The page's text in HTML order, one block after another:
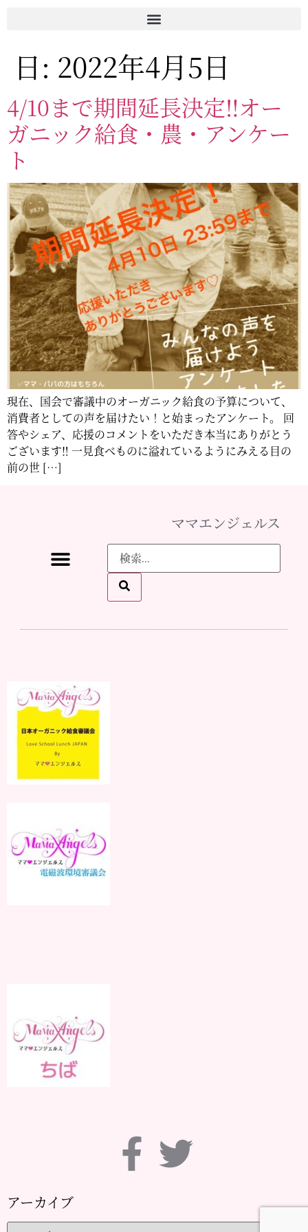
日: 2022年4月5日
4/10まで期間延長決定‼️オー
ガニック給食・農・アンケー
ト
現在、国会で審議中のオーガニック給食の予算について、
消費者としての声を届けたい！と始まったアンケート。 回
答やシェア、応援のコメントをいただき本当にありがとう
ございます‼️ 一見食べものに溢れているようにみえる目の
前の世 […]
ママエンジェルス
アーカイブ